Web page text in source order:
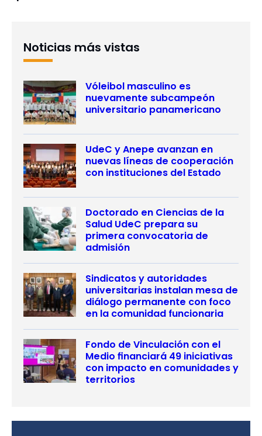
Noticias más vistas
Vóleibol masculino es
nuevamente subcampeón
universitario panamericano
UdeC y Anepe avanzan en
nuevas líneas de cooperación
con instituciones del Estado
Doctorado en Ciencias de la
Salud UdeC prepara su
primera convocatoria de
admisión
Sindicatos y autoridades
universitarias instalan mesa de
diálogo permanente con foco
en la comunidad funcionaria
Fondo de Vinculación con el
Medio financiará 49 iniciativas
con impacto en comunidades y
territorios